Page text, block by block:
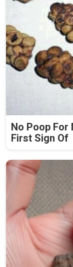
No Poop For
First Sign Of